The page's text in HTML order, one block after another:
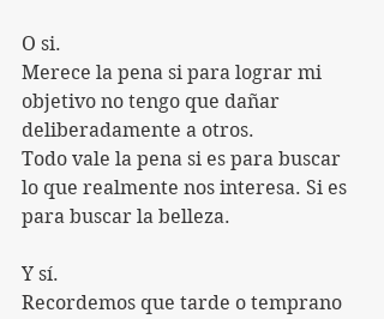
O si.
Merece la pena si para lograr mi
objetivo no tengo que dañar
deliberadamente a otros.
Todo vale la pena si es para buscar
lo que realmente nos interesa. Si es
para buscar la belleza.
Y sí.
Recordemos que tarde o temprano